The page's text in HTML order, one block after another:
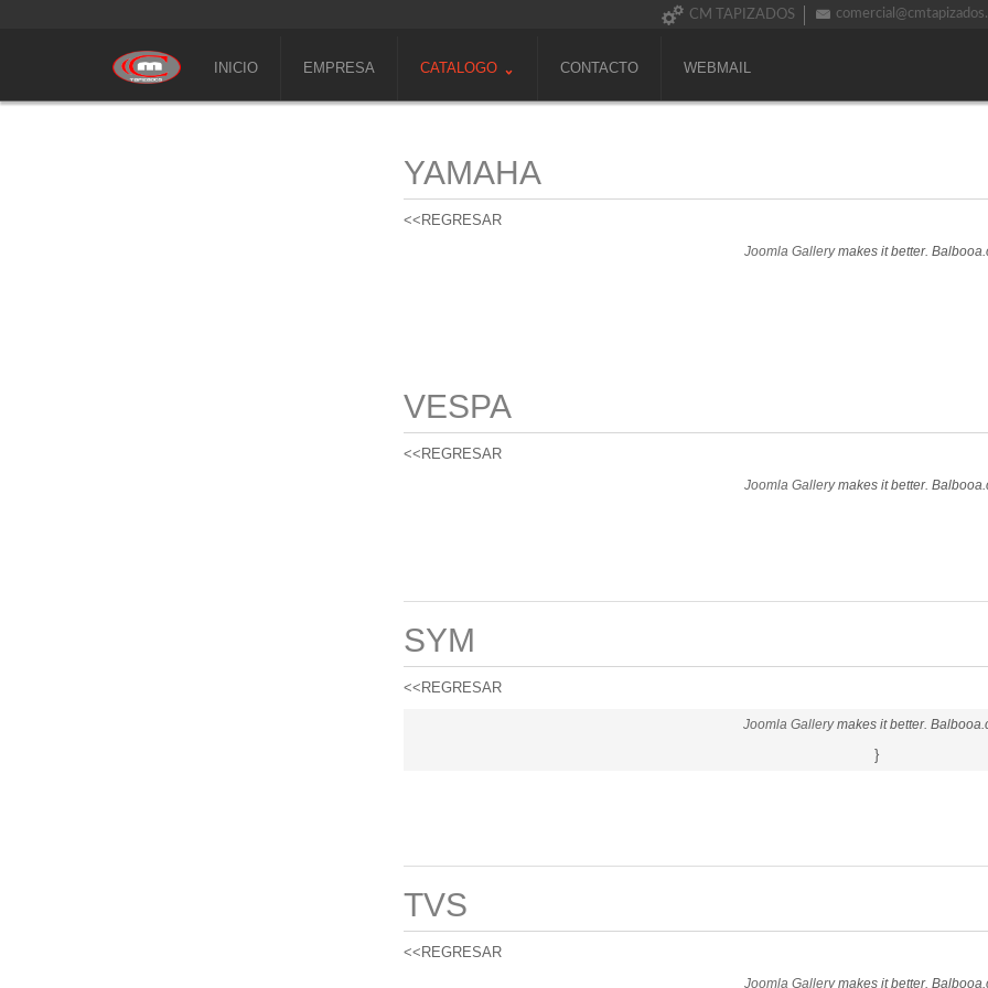
CM TAPIZADOS
INICIO EMPRESA CATALOGO CONTACTO WEBMAIL
YAMAHA
<<REGRESAR
Joomla Gallerymakes it better.
VESPA
<<REGRESAR
Joomla Gallerymakes it better.
SYM
<<REGRESAR
Joomla Gallerymakes it better.
}
TVS
<<REGRESAR
Joomla Gallerymakes it better.